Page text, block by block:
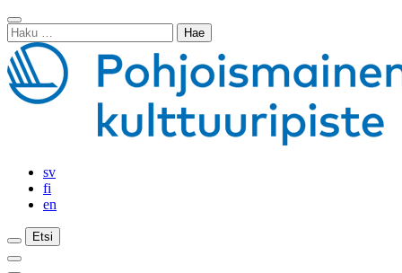
Siirry
sisältöön
Sulje
haku
Haku:
sv
fi
en
Etsi
Etsi
Etsi
Päävalikko